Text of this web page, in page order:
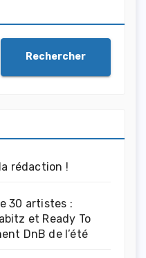
Rechercher
rédaction !
30 artistes :
et Ready To
DnB de l’été